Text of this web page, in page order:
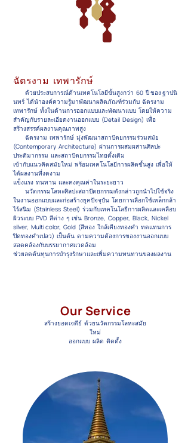
ฉัตรงาม เทพารักษ์
ด้วยประสบการณ์ด้านเทคโนโลยีขั้นสูงกว่า 60 ปี ของ ฐาปนิ
นทร์ ได้นำองค์ความรู้มาพัฒนาผลิตภัณฑ์ร่วมกับ ฉัตรงาม
เทพารักษ์ ทั้งในด้านการออกแบบและพัฒนาแบบ โดยให้ความ
สำคัญกับรายละเอียดงานออกแบบ (Detail Design) เพื่อ
สร้างสรรค์ผลงานคุณภาพสูง
ฉัตรงาม เทพารักษ์ มุ่งพัฒนาสถาปัตยกรรมร่วมสมัย
(Contemporary Architecture) ผ่านการผสมผสานศิลปะ
ประติมากรรม และสถาปัตยกรรมไทยดั้งเดิม
เข้ากับแนวคิดสมัยใหม่ พร้อมเทคโนโลยีการผลิตขั้นสูง เพื่อให้
ได้ผลงานที่งดงาม
แข็งแรง ทนทาน และคงคุณค่าในระยะยาว
นวัตกรรมโลหะศิลปะสถาปัตยกรรมดังกล่าวถูกนำไปใช้จริง
ในงานออกแบบและก่อสร้างยุคปัจจุบัน โดยการเลือกใช้เหล็กกล้า
ไร้สนิม (Stainless Steel) ร่วมกับเทคโนโลยีการผลิตและเคลือบ
ผิวระบบ PVD สีต่าง ๆ เช่น Bronze, Copper, Black, Nickel
silver, Multi color, Gold (สีทอง ใกล้เคียงทองคำ ทดแทนการ
ปิดทองคำเปลว) เป็นต้น ตามความต้องการของงานออกแบบ
สอดคล้องกับบรรยากาศแวดล้อม
ช่วยลดต้นทุนการบำรุงรักษาและเพิ่มความทนทานของผลงาน
Our Service
สร้างยอดเจดีย์ ด้วยนวัตกรรมโลหะสมัย
ใหม่
ออกแบบ ผลิต ติดตั้ง